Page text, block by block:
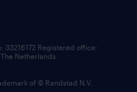
33216172 Registered office:
Netherlands.
of © Randstad N.V.